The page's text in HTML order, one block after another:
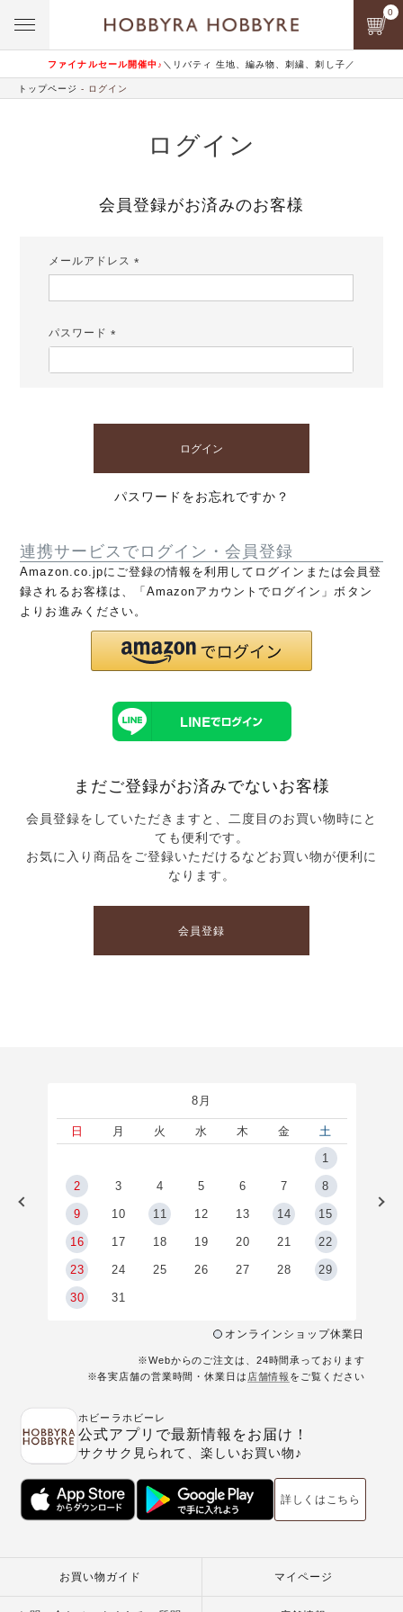
ファイナルセール開催中♪ ＼リバティ 生地、編み物、刺繍、刺し子／
0
トップページ ログイン
ログイン
会員登録がお済みのお客様
メールアドレス
パスワード
ログイン
パスワードをお忘れですか？
連携サービスでログイン・会員登録
Amazon.co.jpにご登録の情報を利用してログインまたは会員登
録されるお客様は、「Amazonアカウントでログイン」ボタン
よりお進みください。
まだご登録がお済みでないお客様
会員登録をしていただきますと、二度目のお買い物時にと
ても便利です。
お気に入り商品をご登録いただけるなどお買い物が便利に
なります。
会員登録
8月
日 月 火 水 木 金
土
1
2 3 4 5 6 7 8
9 10 11 12 13 14 15
16 17 18 19 20 21 22
23 24 25 26 27 28 29
30 31
オンラインショップ休業日
※Webからのご注文は、24時間承っております
※各実店舗の営業時間・休業日は 店舗情報 をご覧ください
ホビーラホビーレ
公式アプリで最新情報をお届け！
サクサク見られて、楽しいお買い物♪
詳しくはこちら
お買い物ガイド マイページ